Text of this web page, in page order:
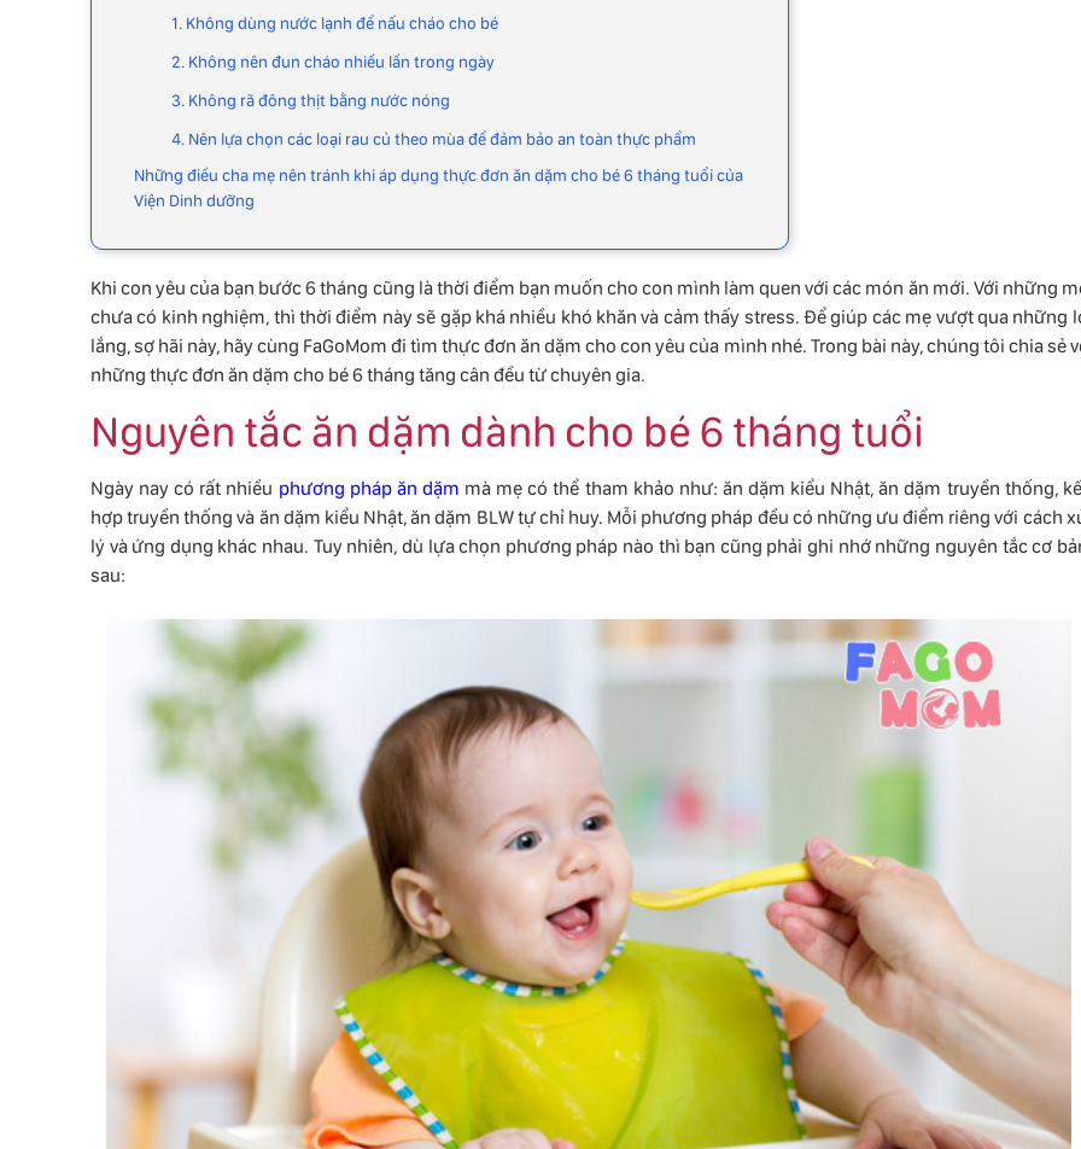
1. Không dùng nước lạnh để nấu cháo cho bé
2. Không nên đun cháo nhiều lần trong ngày
3. Không rã đông thịt bằng nước nóng
4. Nên lựa chọn các loại rau củ theo mùa để đảm bảo an toàn thực phẩm
Những điều cha mẹ nên tránh khi áp dụng thực đơn ăn dặm cho bé 6 tháng tuổi của
Viện Dinh dưỡng
Khi con yêu của bạn bước 6 tháng cũng là thời điểm bạn muốn cho con mình làm quen với các món ăn mới. Với những
chưa có kinh nghiệm, thì thời điểm này sẽ gặp khá nhiều khó khăn và cảm thấy stress. Để giúp các mẹ vượt qua những
lắng, sợ hãi này, hãy cùng FaGoMom đi tìm thực đơn ăn dặm cho con yêu của mình nhé. Trong bài này, chúng tôi chia sẻ
những thực đơn ăn dặm cho bé 6 tháng tăng cân đều từ chuyên gia.
Nguyên tắc ăn dặm dành cho bé 6 tháng tuổi
Ngày nay có rất nhiều phương pháp ăn dặm mà mẹ có thể tham khảo như: ăn dặm kiểu Nhật, ăn dặm truyền thống,
hợp truyền thống và ăn dặm kiểu Nhật, ăn dặm BLW tự chỉ huy. Mỗi phương pháp đều có những ưu điểm riêng với cách
lý và ứng dụng khác nhau. Tuy nhiên, dù lựa chọn phương pháp nào thì bạn cũng phải ghi nhớ những nguyên tắc cơ
sau: